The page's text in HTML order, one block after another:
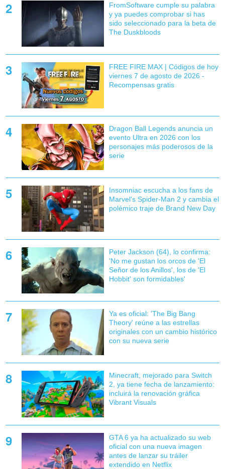
FromSoftware cumple su palabra
y ya puedes comprobar si has
sido seleccionado para la beta de
The Duskbloods
FREE FIRE MAX | Códigos de hoy
viernes 7 de agosto de 2026 -
Recompensas gratis
Dragon Ball Legends anuncia un
evento Ultra en 2026 con los
personajes más poderosos de la
serie
Insomniac escucha a los fans de
Marvel's Spider-Man 2 y cambia el
polémico traje de Brand New Day
Peter Jackson (64), lo confirma:
'No me gustan los orcos de 'El
Señor de los Anillos', los de 'El
Hobbit' son formidables'
Ya es oficial: 'The Big Bang
Theory' reúne a las estrellas
originales con un cambio histórico
con su nueva serie
Minecraft, mejorado para Switch
2, ya tiene fecha de lanzamiento:
incluirá la renovación gráfica
Vibrant Visuals
GTA 6 ya ha actualizado su web
oficial con una nueva imagen
antes de lanzar su tráiler
extendido en Netflix